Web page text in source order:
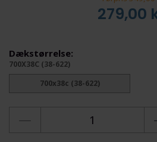
279,00
Dækstørrelse:
700X38C (38-622)
700x38c (38-622)